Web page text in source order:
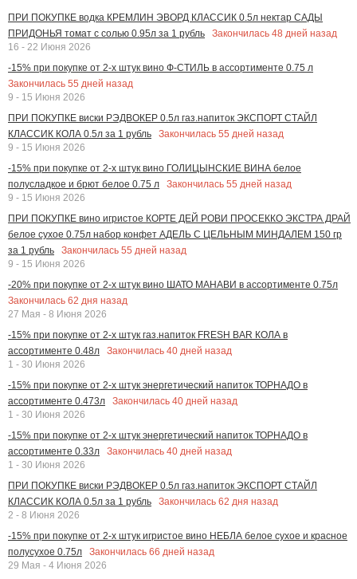
ПРИ ПОКУПКЕ водка КРЕМЛИН ЭВОРД КЛАССИК 0.5л нектар САДЫ
ПРИДОНЬЯ томат с солью 0.95л за 1 рубль
Закончилась 48 дней назад
16 - 22 Июня 2026
-15% при покупке от 2-х штук вино Ф-СТИЛЬ в ассортименте 0.75 л
Закончилась 55 дней назад
9 - 15 Июня 2026
ПРИ ПОКУПКЕ виски РЭДВОКЕР 0.5л газ.напиток ЭКСПОРТ СТАЙЛ
КЛАССИК КОЛА 0.5л за 1 рубль
Закончилась 55 дней назад
9 - 15 Июня 2026
-15% при покупке от 2-х штук вино ГОЛИЦЫНСКИЕ ВИНА белое
полусладкое и брют белое 0.75 л
Закончилась 55 дней назад
9 - 15 Июня 2026
ПРИ ПОКУПКЕ вино игристое КОРТЕ ДЕЙ РОВИ ПРОСЕККО ЭКСТРА ДРАЙ
белое сухое 0.75л набор конфет АДЕЛЬ С ЦЕЛЬНЫМ МИНДАЛЕМ 150 гр
за 1 рубль
Закончилась 55 дней назад
9 - 15 Июня 2026
-20% при покупке от 2-х штук вино ШАТО МАНАВИ в ассортименте 0.75л
Закончилась 62 дня назад
27 Мая - 8 Июня 2026
-15% при покупке от 2-х штук газ.напиток FRESH BAR КОЛА в
ассортименте 0.48л
Закончилась 40 дней назад
1 - 30 Июня 2026
-15% при покупке от 2-х штук энергетический напиток ТОРНАДО в
ассортименте 0.473л
Закончилась 40 дней назад
1 - 30 Июня 2026
-15% при покупке от 2-х штук энергетический напиток ТОРНАДО в
ассортименте 0.33л
Закончилась 40 дней назад
1 - 30 Июня 2026
ПРИ ПОКУПКЕ виски РЭДВОКЕР 0.5л газ.напиток ЭКСПОРТ СТАЙЛ
КЛАССИК КОЛА 0.5л за 1 рубль
Закончилась 62 дня назад
2 - 8 Июня 2026
-15% при покупке от 2-х штук игристое вино НЕБЛА белое сухое и красное
полусухое 0.75л
Закончилась 66 дней назад
29 Мая - 4 Июня 2026